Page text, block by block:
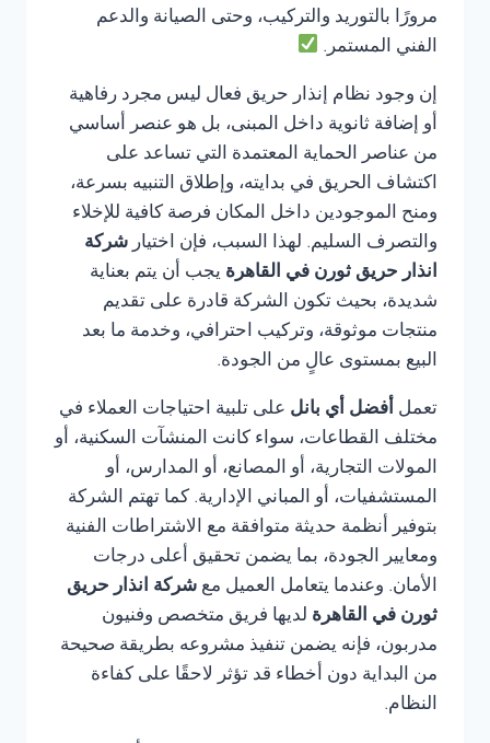
مرورًا بالتوريد والتركيب، وحتى الصيانة والدعم
الفني المستمر.
إن وجود نظام إنذار حريق فعال ليس مجرد رفاهية
أو إضافة ثانوية داخل المبنى، بل هو عنصر أساسي
من عناصر الحماية المعتمدة التي تساعد على
اكتشاف الحريق في بدايته، وإطلاق التنبيه بسرعة،
ومنح الموجودين داخل المكان فرصة كافية للإخلاء
والتصرف السليم. لهذا السبب، فإن اختيار شركة
انذار حريق ثورن في القاهرة يجب أن يتم بعناية
شديدة، بحيث تكون الشركة قادرة على تقديم
منتجات موثوقة، وتركيب احترافي، وخدمة ما بعد
البيع بمستوى عالٍ من الجودة.
تعمل أفضل أي بانل على تلبية احتياجات العملاء في
مختلف القطاعات، سواء كانت المنشآت السكنية، أو
المولات التجارية، أو المصانع، أو المدارس، أو
المستشفيات، أو المباني الإدارية. كما تهتم الشركة
بتوفير أنظمة حديثة متوافقة مع الاشتراطات الفنية
ومعايير الجودة، بما يضمن تحقيق أعلى درجات
الأمان. وعندما يتعامل العميل مع شركة انذار حريق
ثورن في القاهرة لديها فريق متخصص وفنيون
مدربون، فإنه يضمن تنفيذ مشروعه بطريقة صحيحة
من البداية دون أخطاء قد تؤثر لاحقًا على كفاءة
النظام.